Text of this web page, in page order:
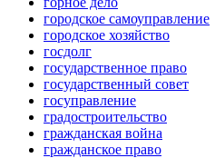
городское самоуправление
городское хозяйство
госдолг
государственное право
государственный совет
госуправление
градостроительство
гражданская война
гражданское право